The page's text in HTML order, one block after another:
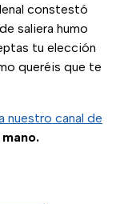
constestó
saliera humo
tu elección
queréis que te
nuestro canal de